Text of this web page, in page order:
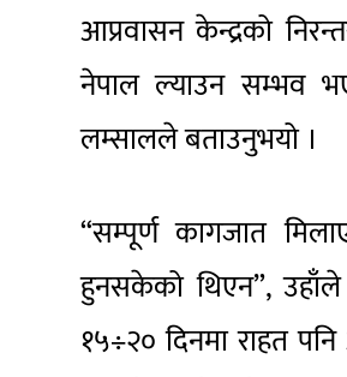
आप्रवासन केन्द्रको
नेपाल ल्याउन सम्भव
लम्सालले बताउनुभयो ।
“सम्पूर्ण कागजात
हुनसकेको थिएन”,
१५÷२० दिनमा राहत